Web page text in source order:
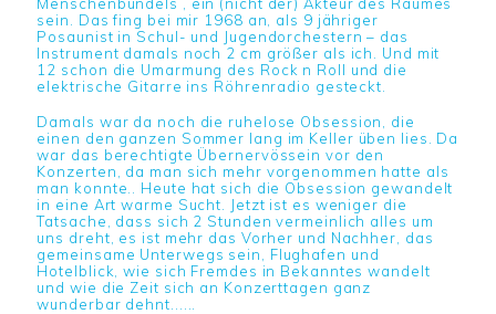
sein. Das fing bei mir 1968 an, als 9 jähriger
Posaunist in Schul- und Jugendorchestern – das
Instrument damals noch 2 cm größer als ich. Und mit
12 schon die Umarmung des Rock n Roll und die
elektrische Gitarre ins Röhrenradio gesteckt.
Damals war da noch die ruhelose Obsession, die
einen den ganzen Sommer lang im Keller üben lies. Da
war das berechtigte Übernervössein vor den
Konzerten, da man sich mehr vorgenommen hatte als
man konnte.. Heute hat sich die Obsession gewandelt
in eine Art warme Sucht. Jetzt ist es weniger die
Tatsache, dass sich 2 Stunden vermeinlich alles um
uns dreht, es ist mehr das Vorher und Nachher, das
gemeinsame Unterwegs sein, Flughafen und
Hotelblick, wie sich Fremdes in Bekanntes wandelt
und wie die Zeit sich an Konzerttagen ganz
wunderbar dehnt......